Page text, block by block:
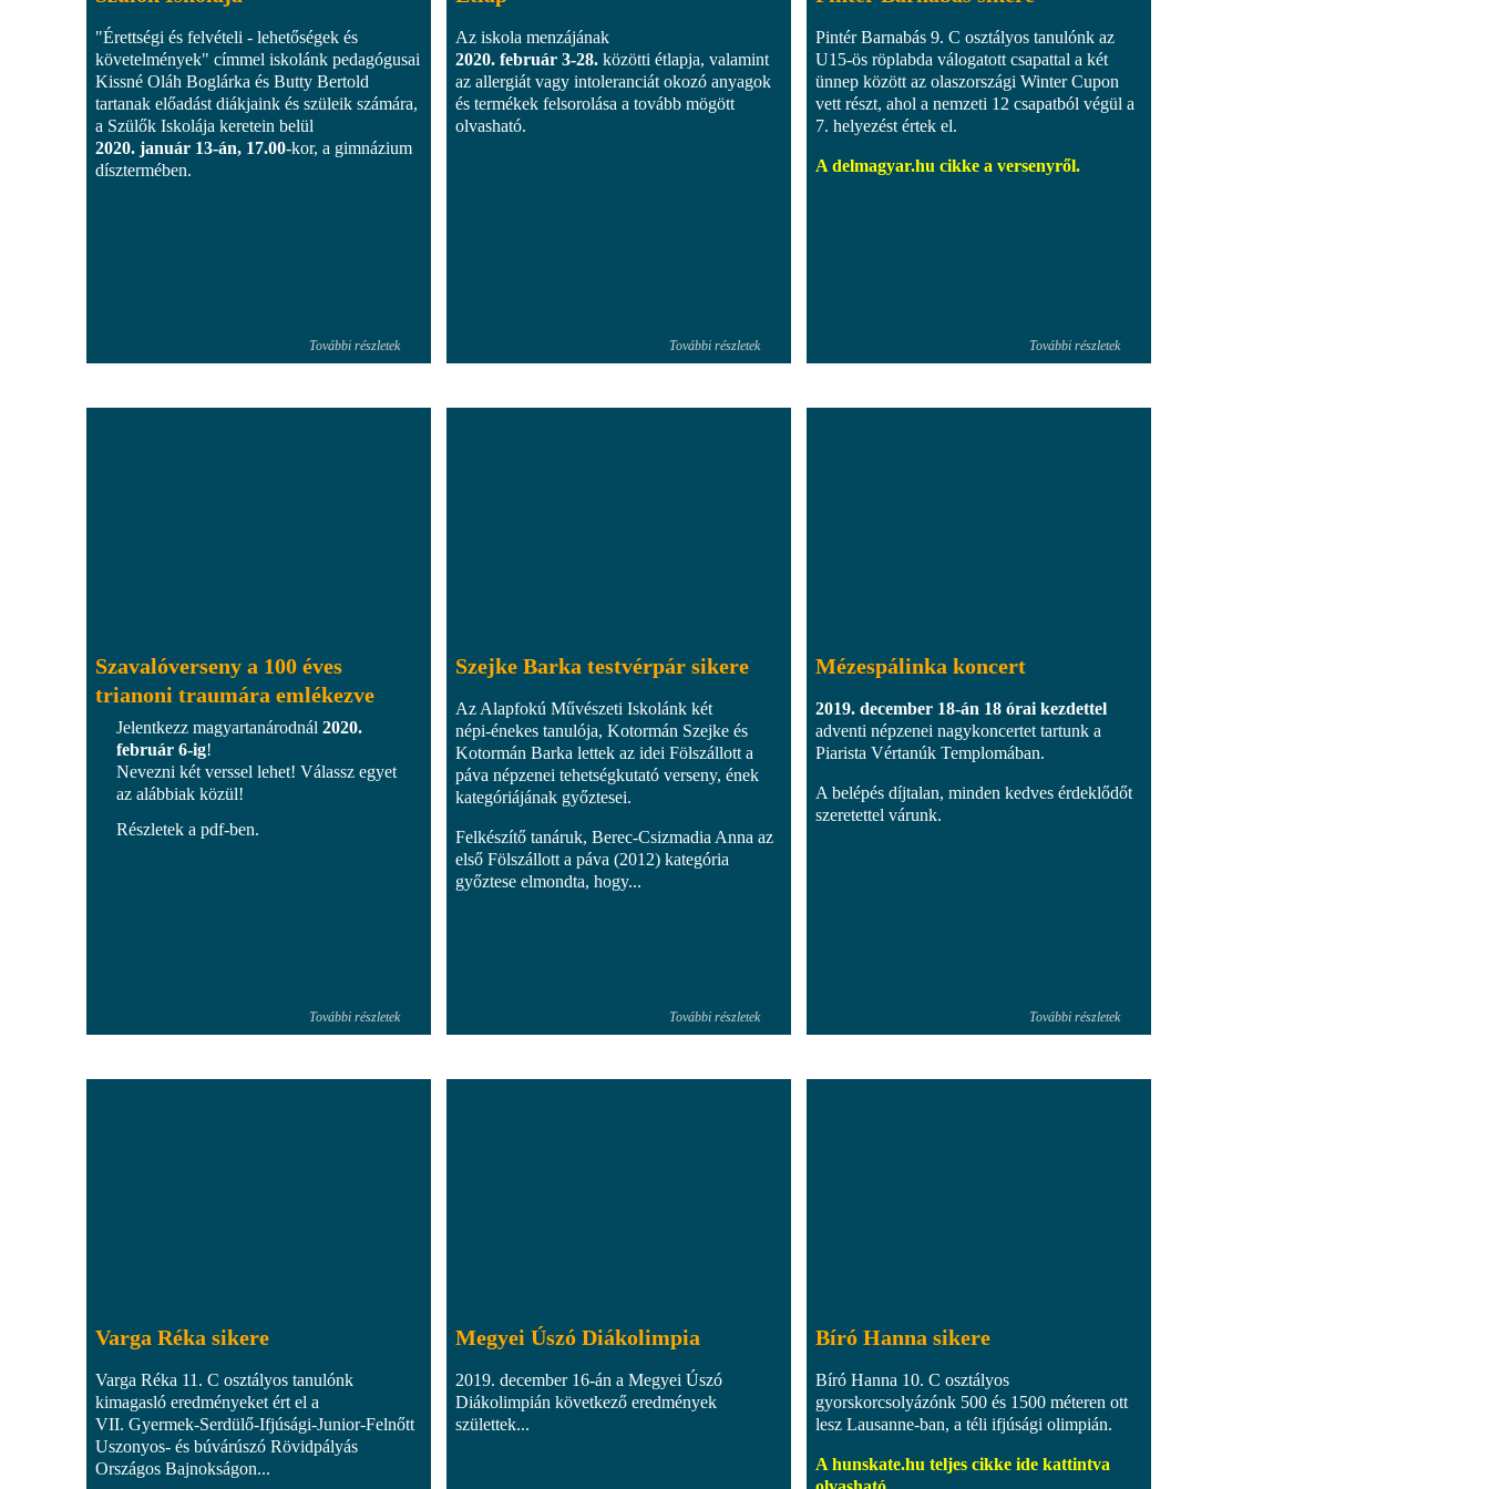
"Érettségi és felvételi - lehetőségek és
követelmények" címmel iskolánk pedagógusai
Kissné Oláh Boglárka és Butty Bertold
tartanak előadást diákjaink és szüleik számára,
a Szülők Iskolája keretein belül
2020. január 13-án, 17.00-kor, a gimnázium
dísztermében.
További részletek
Az iskola menzájának
2020. február 3-28. közötti étlapja, valamint
az allergiát vagy intoleranciát okozó anyagok
és termékek felsorolása a tovább mögött
olvasható.
További részletek
Pintér Barnabás 9. C osztályos tanulónk az
U15-ös röplabda válogatott csapattal a két
ünnep között az olaszországi Winter Cupon
vett részt, ahol a nemzeti 12 csapatból végül a
7. helyezést értek el.
A delmagyar.hu cikke a versenyről.
További részletek
Szavalóverseny a 100 éves
trianoni traumára emlékezve
Jelentkezz magyartanárodnál 2020.
február 6-ig!
Nevezni két verssel lehet! Válassz egyet
az alábbiak közül!
Részletek a pdf-ben.
További részletek
Szejke Barka testvérpár sikere
Az Alapfokú Művészeti Iskolánk két
népi-énekes tanulója, Kotormán Szejke és
Kotormán Barka lettek az idei Fölszállott a
páva népzenei tehetségkutató verseny, ének
kategóriájának győztesei.
Felkészítő tanáruk, Berec-Csizmadia Anna az
első Fölszállott a páva (2012) kategória
győztese elmondta, hogy...
További részletek
Mézespálinka koncert
2019. december 18-án 18 órai kezdettel
adventi népzenei nagykoncertet tartunk a
Piarista Vértanúk Templomában.
A belépés díjtalan, minden kedves érdeklődőt
szeretettel várunk.
További részletek
Varga Réka sikere
Varga Réka 11. C osztályos tanulónk
kimagasló eredményeket ért el a
VII. Gyermek-Serdülő-Ifjúsági-Junior-Felnőtt
Uszonyos- és búvárúszó Rövidpályás
Országos Bajnokságon...
Megyei Úszó Diákolimpia
2019. december 16-án a Megyei Úszó
Diákolimpián következő eredmények
születtek...
Bíró Hanna sikere
Bíró Hanna 10. C osztályos
gyorskorcsolyázónk 500 és 1500 méteren ott
lesz Lausanne-ban, a téli ifjúsági olimpián.
A hunskate.hu teljes cikke ide kattintva